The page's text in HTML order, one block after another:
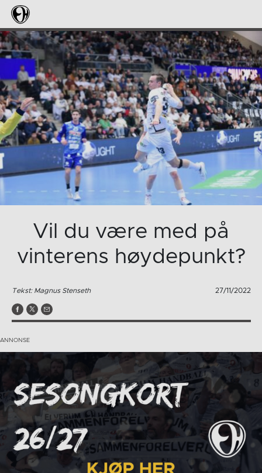
Vil du være med på
vinterens høydepunkt?
Tekst: Magnus Stenseth 27/11/2022